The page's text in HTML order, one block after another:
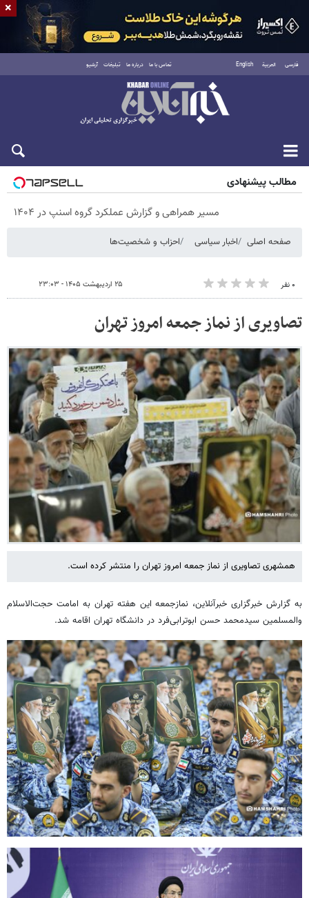
فارسی العربية English تماس با ما درباره ما تبلیغات آرشیو
پنجشنبه ۱۵ مرداد ۱۴۰۵
مطالب پیشنهادی
مسیر همراهی و گزارش عملکرد گروه اسنپ در ۱۴۰۴
صفحه اصلی اخبار سیاسی احزاب و شخصیت‌ها
۰ نفر ۲۵ اردیبهشت ۱۴۰۵ - ۲۳:۰۳
تصاویری از نماز جمعه امروز تهران
همشهری تصاویری از نماز جمعه امروز تهران را منتشر کرده است.
به گزارش خبرگزاری خبرآنلاین، نمازجمعه این هفته تهران به امامت حجت‌الاسلام
والمسلمین سیدمحمد حسن ابوترابی‌فرد در دانشگاه تهران اقامه شد.
×